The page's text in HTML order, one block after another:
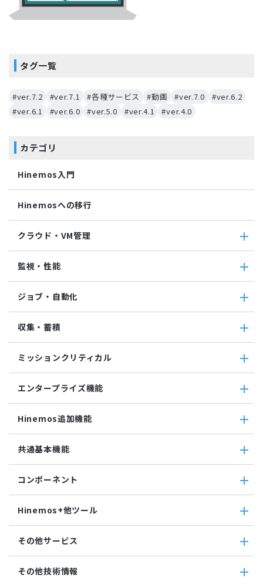
タグ一覧
#ver.7.2 #ver.7.1 #各種サービス #動画 #ver.7.0
#ver.6.2
#ver.6.1
#ver.6.0 #ver.5.0 #ver.4.1 #ver.4.0
カテゴリ
Hinemos入門
Hinemosへの移行
クラウド・VM管理
クラウド・VM共通
クラウド管理機能(AWS)
VM管理機能
監視・性能
パケットキャプチャ監視
カスタムトラップ監視
カスタム監視
バイナリファイル監視
収集値統合監視
ログ件数監視
システムログ監視
JMX監視
SQL監視
SNMPTRAP監視
SNMP監視
HTTPシナリオ監視
Hinemosエージェント監視
Windowsイベント監視
サービス・ポート監視
リソース監視
プロセス監視
ジョブ・自動化
ジョブ機能全般について
コマンドジョブ
ファイル転送ジョブ
参照ジョブ
環境構築機能
実行契機
ファイルチェックジョブ
監視ジョブ
承認ジョブ
収集・蓄積
転送
ダウンロード
検索
蓄積
収集
ミッションクリティカル
ミッションクリティカル（Linux）
ミッションクリティカル（Windows）
エンタープライズ機能
インシデント管理連携ツール
Grafana
ユーティリティ機能
レポーティング
ノードマップ
Hinemos追加機能
Hinemosインシデントダッシュボード
メッセージフィルタ
Hinemosセキュリティオプション
共通基本機能
セルフチェック
メンテナンス
通知
アカウント
カレンダ
コンポーネント
Hinemosエージェント
Hinemosクライアント
Hinemosマネージャ
Hinemos+他ツール
google apps
teams
slack
その他サービス
CloudGate UNO
その他技術情報